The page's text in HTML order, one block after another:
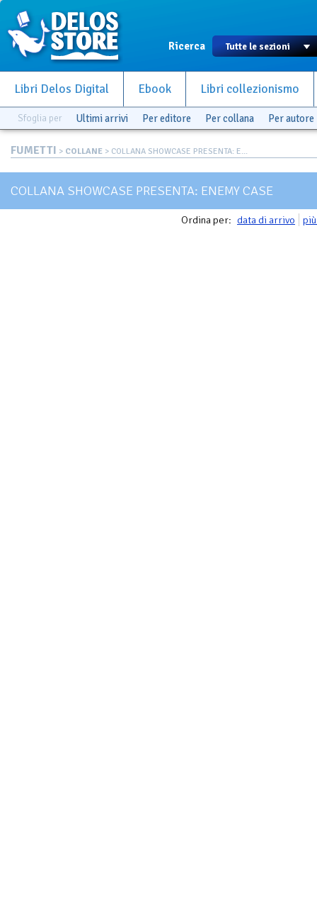
Ricerca
Libri Delos Digital Ebook Libri collezionismo
Sfoglia per Ultimi arrivi Per editore Per collana Per autore
FUMETTI > COLLANE > COLLANA SHOWCASE PRESENTA: E...
COLLANA SHOWCASE PRESENTA: ENEMY CASE
Ordina per: data di arrivo